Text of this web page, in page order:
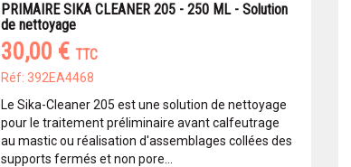
PRIMAIRE SIKA CLEANER 205 - 250 ML - Solution
de nettoyage
30,00 € TTC
Réf: 392EA4468
Le Sika-Cleaner 205 est une solution de nettoyage
pour le traitement préliminaire avant calfeutrage
au mastic ou réalisation d'assemblages collées des
supports fermés et non pore...